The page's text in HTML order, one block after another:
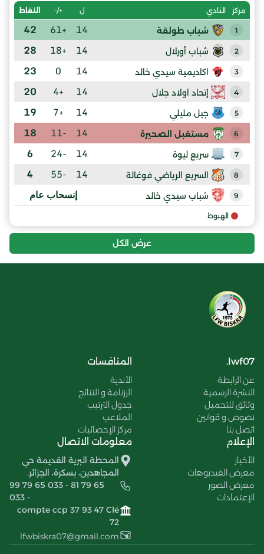
مركز النادي ل +/- النقاط
1 شباب طولقة 14
+61
42
2 شباب أورلال 14
+18
28
3 اكاديمية سيدي خالد 14
0
23
4 إتحاد اولاد جلال 14
+4
20
5 جيل مليلي 14
+7
19
6 مستقبل الصحيرة 14
-11
18
7 سريع ليوة 14
-24
6
8 السريع الرياضي فوغالة 14
-55
4
9 شباب سيدي خالد إنسحاب عام
الهبوط
عرض الكل
lwf07.
عن الرابطة
النشرة الرسمية
وثائق للتحميل
نصوص و قوانين
اتصل بنا
المنافسات
الأندية
الرزنامة و النتائج
جدول الترتيب
الملاعب
مركز الإحصائيات
الإعلام
الأخبار
معرض الفيديوهات
معرض الصور
الإعتمادات
معلومات الاتصال
المحطة البرية القديمة حي
المجاهدين، بسكرة، الجزائر.
99 79 65 033 - 81 79 65
033 -
compte ccp 37 93 47 Clé
72
lfwbiskra07@gmail.com